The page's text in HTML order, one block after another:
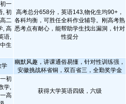
一
, 初
二
, 高
语,
生
高考总分658分，英语143,物化生均90+，
各科均衡，可胜任全科作业辅导。刚高考熟
悉考点有耐心，能帮助学生找出漏洞，针对
性提分
学
幽默风趣，讲课通俗易懂，针对性训练强，
安徽挑战杯省铜，双百省三，全勤奖学金
初
学,
高
获得大学英语四级，六级